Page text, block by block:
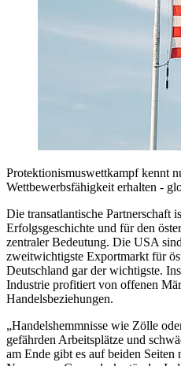
Protektionismuswettkampf kennt
Wettbewerbsfähigkeit erhalten -
Die transatlantische Partnerschaft
Erfolgsgeschichte und für den
zentraler Bedeutung. Die USA
zweitwichtigste Exportmarkt für
Deutschland gar der wichtigste.
Industrie profitiert von offenen
Handelsbeziehungen.
„Handelshemmnisse wie Zölle
gefährden Arbeitsplätze und
am Ende gibt es auf beiden